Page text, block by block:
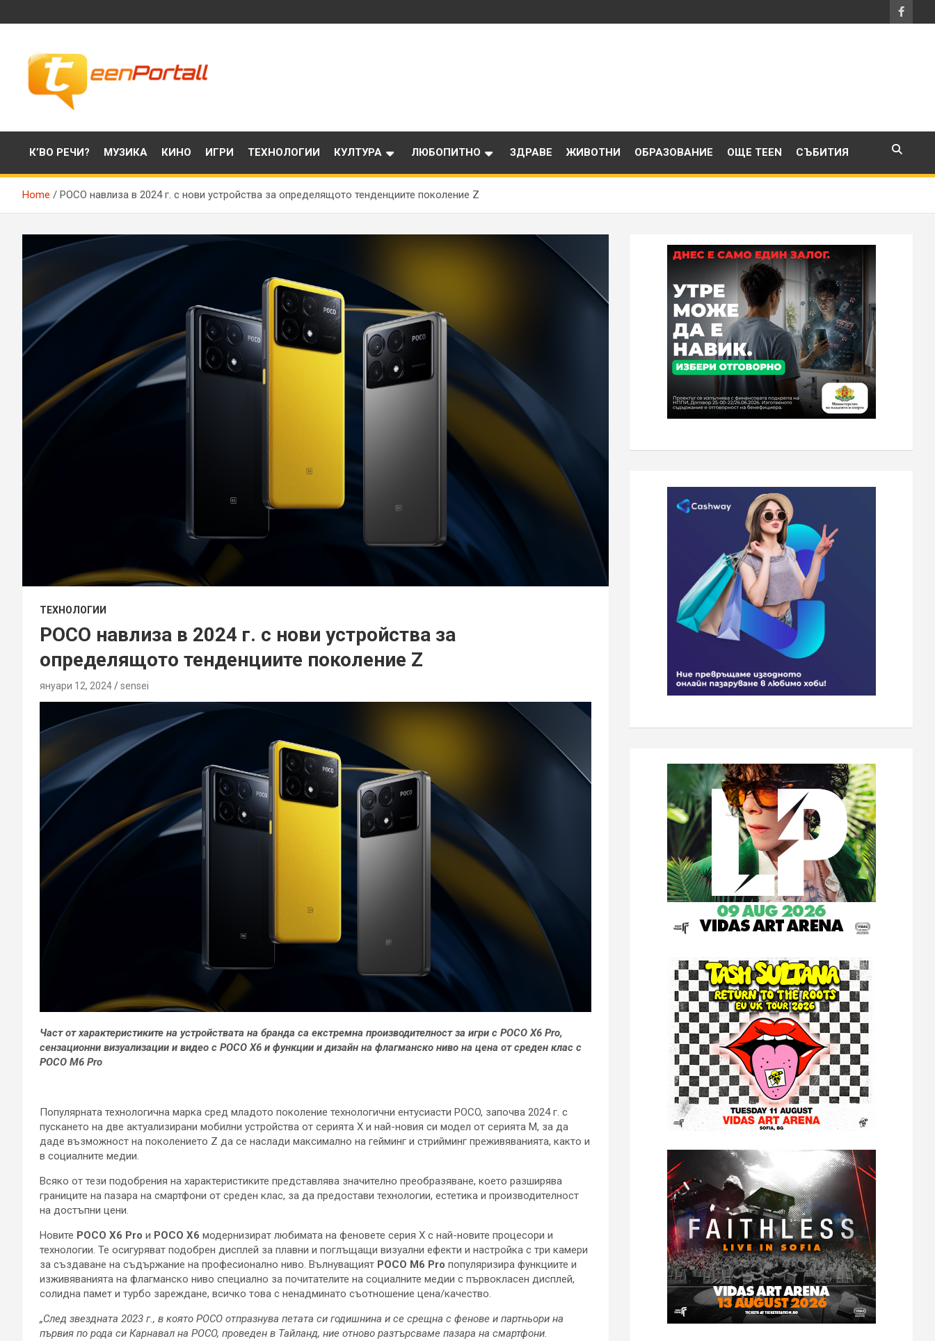
to
TeenPortall
К’ВО РЕЧИ? МУЗИКА КИНО ИГРИ ТЕХНОЛОГИИ КУЛТУРА ЛЮБОПИТНО ЗДРАВЕ ЖИВОТНИ ОБРАЗОВАНИЕ ОЩЕ TEEN СЪБИТИЯ
Home POCO навлиза в 2024 г. с нови устройства за определящото тенденциите поколение Z
ТЕХНОЛОГИИ
POCO навлиза в 2024 г. с нови устройства за
определящото тенденциите поколение Z
януари 12, 2024 sensei
Частот характеристиките на устройствата на бранда са екстремна производителност за игри с POCO X6 Pro,
сензационни визуализации и видео с POCO X6 и функции и дизайн на флагманско ниво на цена от среден клас с
POCO M6 Pro
Популярната технологична марка сред младото поколение технологични ентусиасти POCO, започва 2024 г. с
пускането на две актуализирани мобилни устройства от серията X и най-новия си модел от серията M, за да
даде възможност на поколението Z да се наслади максимално на гейминг и стрийминг преживяванията, както и
в социалните медии.
Всяко от тези подобрения на характеристиките представлява значително преобразяване, което разширява
границите на пазара на смартфони от среден клас, за да предостави технологии, естетика и производителност
на достъпни цени.
Новите POCO X6 Pro и POCO X6 модернизират любимата на феновете серия X с най-новите процесори и
технологии. Те осигуряват подобрен дисплей за плавни и поглъщащи визуални ефекти и настройка с три камери
за създаване на съдържание на професионално ниво. Вълнуващият POCO M6 Pro популяризира функциите и
изживяванията на флагманско ниво специално за почитателите на социалните медии с първокласен дисплей,
солидна памет и турбо зареждане, всичко това с ненадминато съотношение цена/качество.
„След звездната 2023 г., в която POCO отпразнува петата си годишнина и се срещна с фенове и партньори на
първия по рода си Карнавал на POCO, проведен в Тайланд, ние отново разтърсваме пазара на смартфони.